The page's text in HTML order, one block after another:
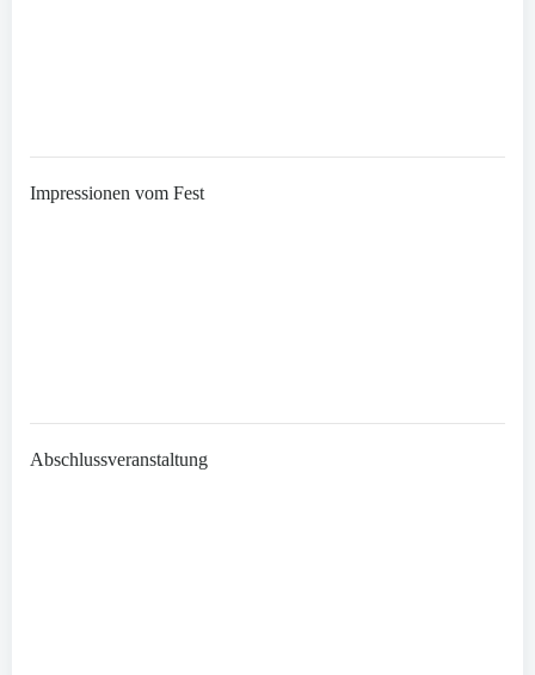
Impressionen vom Fest
Abschlussveranstaltung